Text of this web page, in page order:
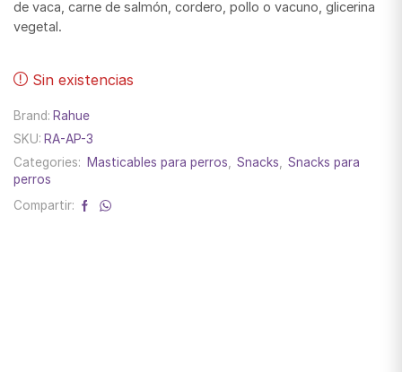
de vaca, carne de salmón, cordero, pollo o vacuno, glicerina
vegetal.
Sin existencias
Brand: Rahue
SKU: RA-AP-3
Categories:
Masticables para perros Snacks
Snacks para
perros
Compartir: